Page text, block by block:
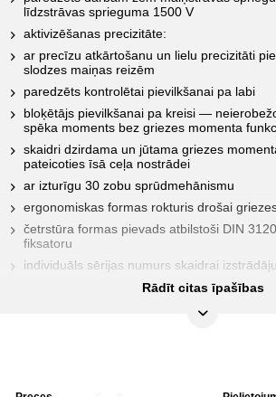
līdzstrāvas sprieguma 1500 V
aktivizēšanas precizitāte:
ar precīzu atkārtošanu un lielu precizitāti
slodzes maiņas reizēm
paredzēts kontrolētai pievilkšanai pa labi
bloķētājs pievilkšanai pa kreisi —
spēka moments bez griezes momenta
skaidri dzirdama un jūtama griezes
pateicoties īsā ceļa nostrādei
ar izturīgu 30 zobu sprūdmehānismu
ergonomiskas formas rokturis drošai
četrstūra formas pievads atbilstoši DIN
fiksatoru
individuāls sērijas numurs skaidrai
komplektā ar kalibrēšanas atbilstības
Rādīt citas īpašības